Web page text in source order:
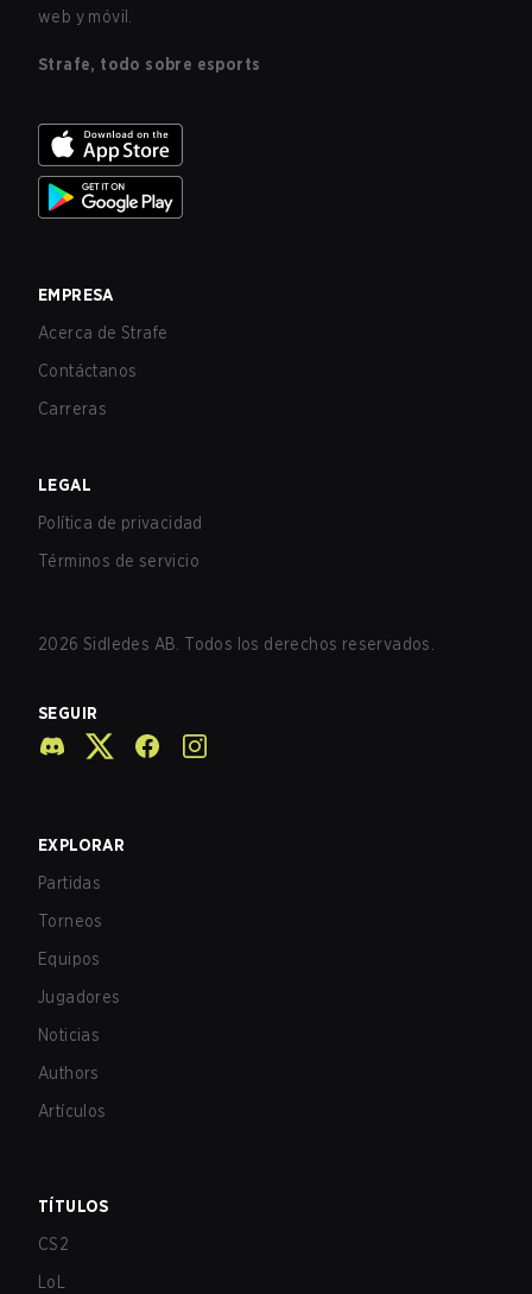
web y móvil.
Strafe, todo sobre esports
EMPRESA
Acerca de Strafe
Contáctanos
Carreras
LEGAL
Política de privacidad
Términos de servicio
2026 Sidledes AB. Todos los derechos reservados.
SEGUIR
EXPLORAR
Partidas
Torneos
Equipos
Jugadores
Noticias
Authors
Artículos
TÍTULOS
CS2
LoL